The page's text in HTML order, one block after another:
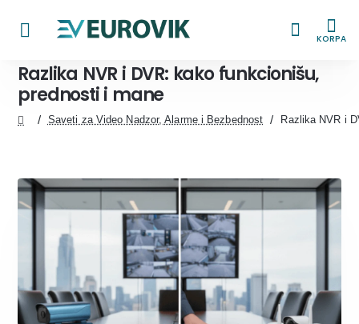
KORPA
Razlika NVR i DVR: kako funkcionišu,
prednosti i mane
Saveti za Video Nadzor, Alarme i Bezbednost Razlika NVR i